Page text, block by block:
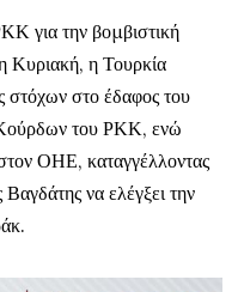
για την βομβιστική
Κυριακή, η Τουρκία
στόχων στο έδαφος του
Κούρδων του ΡΚΚ, ενώ
ΟΗΕ, καταγγέλλοντας
να ελέγξει την